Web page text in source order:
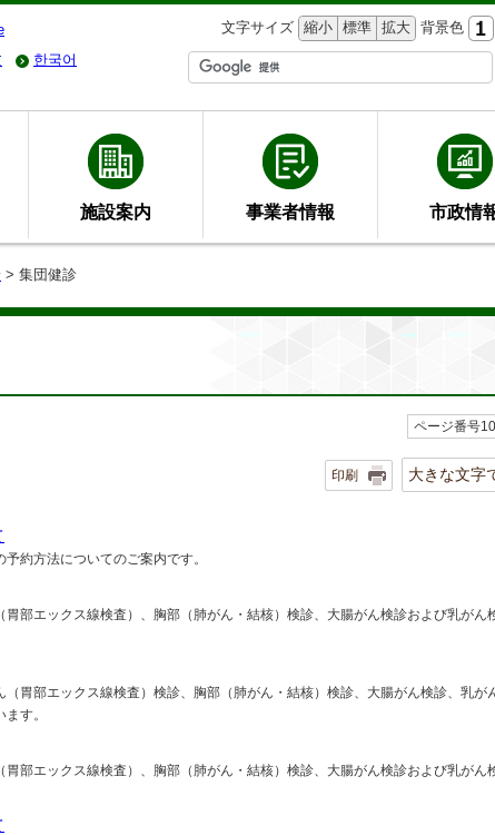
文字サイズ 縮小 標準 拡大 背景色
한국어
施設案内 事業者情報 市政情
> 集団健診
ページ番号
印刷 大きな文字
約方法についてのご案内です。
胃部エックス線検査）、胸部（肺がん・結核）検診、大腸がん検診および乳がん
（胃部エックス線検査）検診、胸部（肺がん・結核）検診、大腸がん検診、乳が
す。
部エックス線検査）、胸部（肺がん・結核）検診、大腸がん検診および乳がん